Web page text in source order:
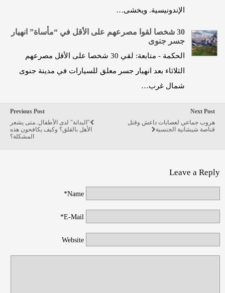
الإندونيسية. ويخشى…
30 شخصا لقوا مصرعهم على الأقل في “مأساة” انهيار
جسر جنوى
الحكمة - متابعة: لقي 30 شخصا على الأقل مصرعهم
الثلاثاء بعد انهيار جسر معلق للسيارات في مدينة جنوى
شمال غرب…
Previous Post
"البدانة" لدى الأطفال..متى يشعر
الأهل بالقلق؟ وكيف يكافحون هذه
المشكلة؟
Next Post
هروب جماعي لعصابات داعش وقتل
قناصة شيشانية الجنسية
Leave a Reply
Name*
E-Mail*
Website